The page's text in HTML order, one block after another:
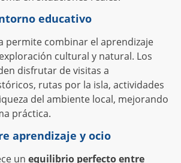
educativo
permite combinar el aprendizaje
cultural y natural. Los
disfrutar de visitas a
rutas por la isla, actividades
del ambiente local, mejorando
práctica.
aprendizaje y ocio
un equilibrio perfecto entre